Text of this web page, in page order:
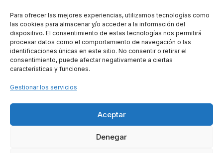
Para ofrecer las mejores experiencias, utilizamos tecnologías como
las cookies para almacenar y/o acceder a la información del
dispositivo. El consentimiento de estas tecnologías nos permitirá
procesar datos como el comportamiento de navegación o las
identificaciones únicas en este sitio. No consentir o retirar el
consentimiento, puede afectar negativamente a ciertas
características y funciones.
Gestionar los servicios
Aceptar
Denegar
Contacto
Administración: +(34) 856 61 16 56
Soporte:+(34) 722 58 80 89
info@arternativas.com
– Proyecto cultural impulsado por ARTENARTE